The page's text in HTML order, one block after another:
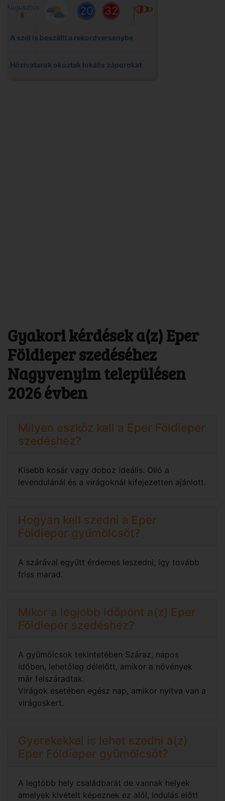
Gyakori kérdések a(z) Eper
Földieper szedéséhez
Nagyvenyim településen
2026 évben
Milyen eszköz kell a Eper Földieper
szedéshez?
Kisebb kosár vagy doboz ideális. Olló a
levendulánál és a virágoknál kifejezetten ajánlott.
Hogyan kell szedni a Eper
Földieper gyümölcsöt?
A szárával együtt érdemes leszedni, így tovább
friss marad.
Mikor a legjobb időpont a(z) Eper
Földieper szedéshez?
A gyümölcsok tekintetében Száraz, napos
időben, lehetőleg délelőtt, amikor a növények
már felszáradtak.
Virágok esetében egész nap, amikor nyitva van a
virágoskert.
Gyerekekkel is lehet szedni a(z)
Eper Földieper gyümölcsöt?
A legtöbb hely családbarát de vannak helyek
amelyek kivételt képeznek ez alól, indulás előtt